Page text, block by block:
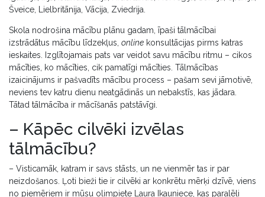
Šveice, Lielbritānija, Vācija, Zviedrija.
Skola nodrošina mācību plānu gadam, īpaši tālmācībai
izstrādātus mācību līdzekļus, online konsultācijas pirms katras
ieskaites. Izglītojamais pats var veidot savu mācību ritmu – cikos
mācīties, ko mācīties, cik pamatīgi mācīties. Tālmācības
izaicinājums ir pašvadīts mācību process – pašam sevi jāmotivē,
neviens tev katru dienu neatgādinās un nebakstīs, kas jādara.
Tātad tālmācība ir mācīšanās patstāvīgi.
– Kāpēc cilvēki izvēlas
tālmācību?
– Visticamāk, katram ir savs stāsts, un ne vienmēr tas ir par
neizdošanos. Ļoti bieži tie ir cilvēki ar konkrētu mērķi dzīvē, viens
no piemēriem ir mūsu olimpiete Laura Ikauniece, kas paralēli